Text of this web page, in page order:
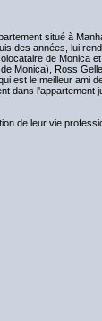
situé à
des années, lui
de Monica
Monica), Ross
est le meilleur ami
dans l'appartement
de leur vie